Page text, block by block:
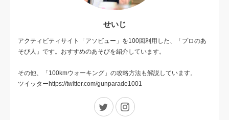
せいじ
アクティビティサイト「アソビュー」を100回利用した、「プロのあ
そび人」です。おすすめのあそびを紹介しています。
その他、「100kmウォーキング」の攻略方法も解説しています。
ツイッターhttps://twitter.com/gunparade1001
Twitter